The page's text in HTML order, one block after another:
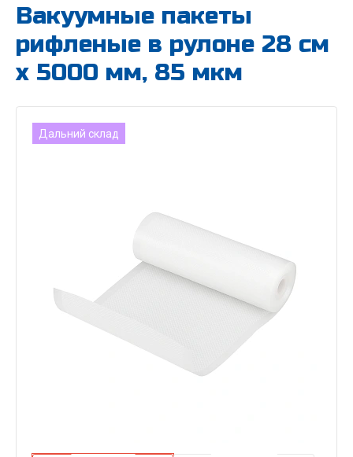
Вакуумные пакеты
рифленые в рулоне 28 см
x 5000 мм, 85 мкм
Дальний склад